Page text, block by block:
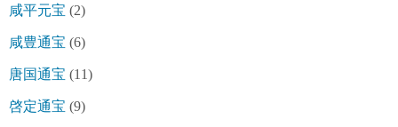
咸平元宝 (2)
咸豊通宝 (6)
唐国通宝 (11)
啓定通宝 (9)